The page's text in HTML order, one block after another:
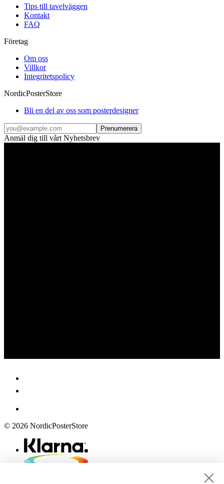
Tips till tavelväggen
Kontakt
FAQ
Företag
Om oss
Villkor
Integritetspolicy
NordicPosterStore
Bli en del av oss som posterdesigner
Prenumerera
Anmäl dig till vårt Nyhetsbrev
© 2026 NordicPosterStore